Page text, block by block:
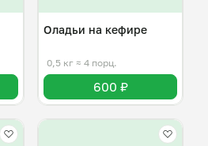
Оладьи на кефире
0,5 кг ≈ 4 порц.
600 ₽